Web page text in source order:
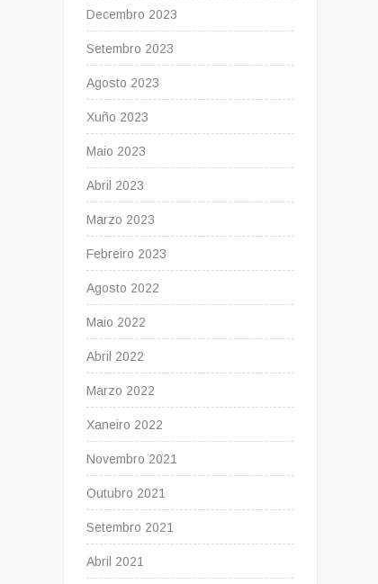
Decembro 2023
Setembro 2023
Agosto 2023
Xuño 2023
Maio 2023
Abril 2023
Marzo 2023
Febreiro 2023
Agosto 2022
Maio 2022
Abril 2022
Marzo 2022
Xaneiro 2022
Novembro 2021
Outubro 2021
Setembro 2021
Abril 2021